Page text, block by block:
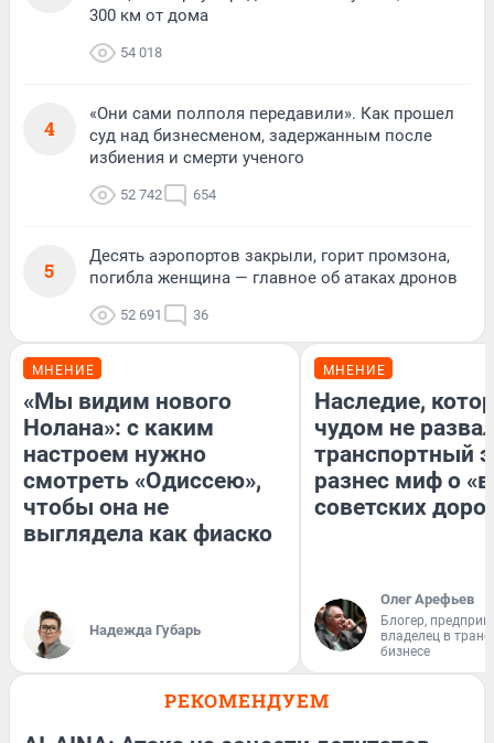
300 км от дома
54 018
4
«Они сами полполя передавили». Как прошел
суд над бизнесменом, задержанным после
избиения и смерти ученого
52 742 654
5
Десять аэропортов закрыли, горит промзона,
погибла женщина — главное об атаках дронов
52 691 36
МНЕНИЕ
«Мы видим нового
Нолана»: с каким
настроем нужно
смотреть «Одиссею»,
чтобы она не
выглядела как фиаско
Надежда Губарь
МНЕНИЕ
Наследие,
чудом не
транспортный
разнес миф о
советских
Олег Арефьев
Блогер,
владелец в
бизнесе
РЕКОМЕНДУЕМ